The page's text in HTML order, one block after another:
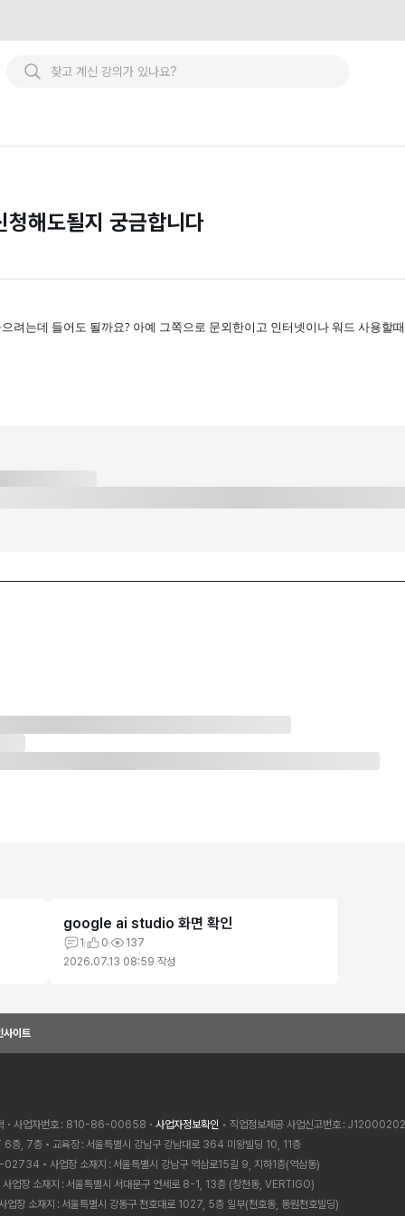
해도될지 궁금합니다
려는데 들어도 될까요? 아예 그쪽으로 문외한이고 인터넷이나 워드 사용할
google ai studio 화면 확인
1 0
137
2026.07.13 08:59 작성
사이트
사업자번호 810-86-00658 사업자정보확인 • 직업정보제공 사업신고번호
6층, 7층
교육장 서울특별시 강남구 강남대로 364 미왕빌딩 10, 11층
02734
사업장 소재지
서울특별시 강남구 역삼로15길 9, 지하1층(역삼동)
사업장 소재지
서울특별시 서대문구 연세로 8-1, 13층 (창천동, VERTIGO)
업장 소재지
서울특별시 강동구 천호대로 1027, 5층 일부(천호동, 동원천호빌딩)